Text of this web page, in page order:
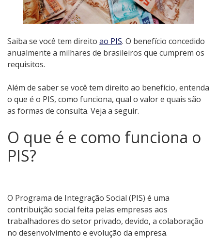
Saiba se você tem direito ao PIS. O benefício concedido
anualmente a milhares de brasileiros que cumprem os
requisitos.
Além de saber se você tem direito ao benefício, entenda
o que é o PIS, como funciona, qual o valor e quais são
as formas de consulta. Veja a seguir.
O que é e como funciona o
PIS?
O Programa de Integração Social (PIS) é uma
contribuição social feita pelas empresas aos
trabalhadores do setor privado, devido, a colaboração
no desenvolvimento e evolução da empresa.